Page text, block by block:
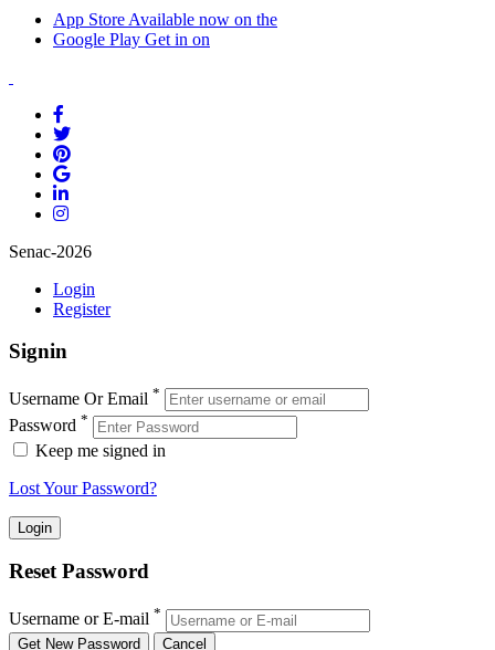
App Store Available now on the
Google Play Get in on
Senac-2026
Login
Register
Signin
Username Or Email *
Password *
Keep me signed in
Lost Your Password?
Reset Password
Username or E-mail *